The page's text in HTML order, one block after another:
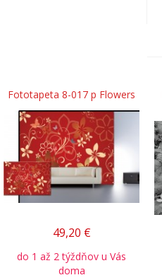
Fototapeta 8-017 p Flowers
49,20 €
do 1 až 2 týždňov u Vás
doma